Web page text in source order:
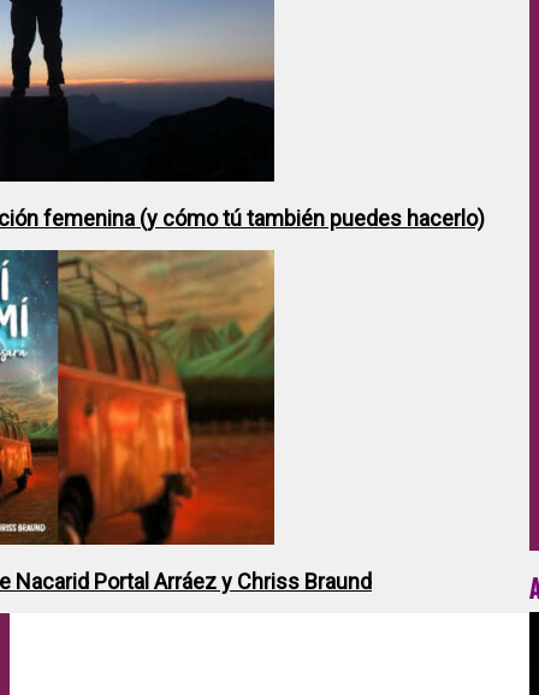
femenina (y cómo tú también puedes hacerlo)
Nacarid Portal Arráez y Chriss Braund